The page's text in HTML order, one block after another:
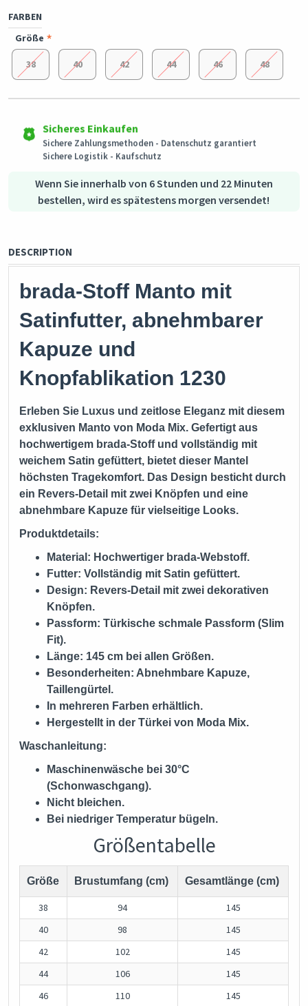
Wenn Sie innerhalb von 6 Stunden und 22 Minuten
bestellen, wird es spätestens morgen versendet!
DESCRIPTION
brada-Stoff Manto mit
Satinfutter, abnehmbarer
Kapuze und
Knopfablikation 1230
Erleben Sie Luxus und zeitlose Eleganz mit diesem
exklusiven Manto von Moda Mix. Gefertigt aus
hochwertigem brada-Stoff und vollständig mit
weichem Satin gefüttert, bietet dieser Mantel
höchsten Tragekomfort. Das Design besticht durch
ein Revers-Detail mit zwei Knöpfen und eine
abnehmbare Kapuze für vielseitige Looks.
Produktdetails:
Material: Hochwertiger brada-Webstoff.
Futter: Vollständig mit Satin gefüttert.
Design: Revers-Detail mit zwei dekorativen
Knöpfen.
Passform: Türkische schmale Passform (Slim
Fit).
Länge: 145 cm bei allen Größen.
Besonderheiten: Abnehmbare Kapuze,
Taillengürtel.
In mehreren Farben erhältlich.
Hergestellt in der Türkei von Moda Mix.
Waschanleitung:
Maschinenwäsche bei 30°C
(Schonwaschgang).
Nicht bleichen.
Bei niedriger Temperatur bügeln.
Größentabelle
Größe Brustumfang (cm) Gesamtlänge (cm)
38 94
145
40
98
145
42
102
145
44
106
145
46
110 145
FARBEN
Größe
38 40 42 44 46 48
Versand in alle Länder
Einfache Rückgabe
Originalzustand innerhalb von 3 Tagen nach Erhalt der
Unser Kundendienstteam steht Ihnen jederzeit zur Verfügung,
Sicheres Einkaufen
Sichere Zahlungsmethoden - Datenschutz garantiert
Sichere Logistik - Kaufschutz